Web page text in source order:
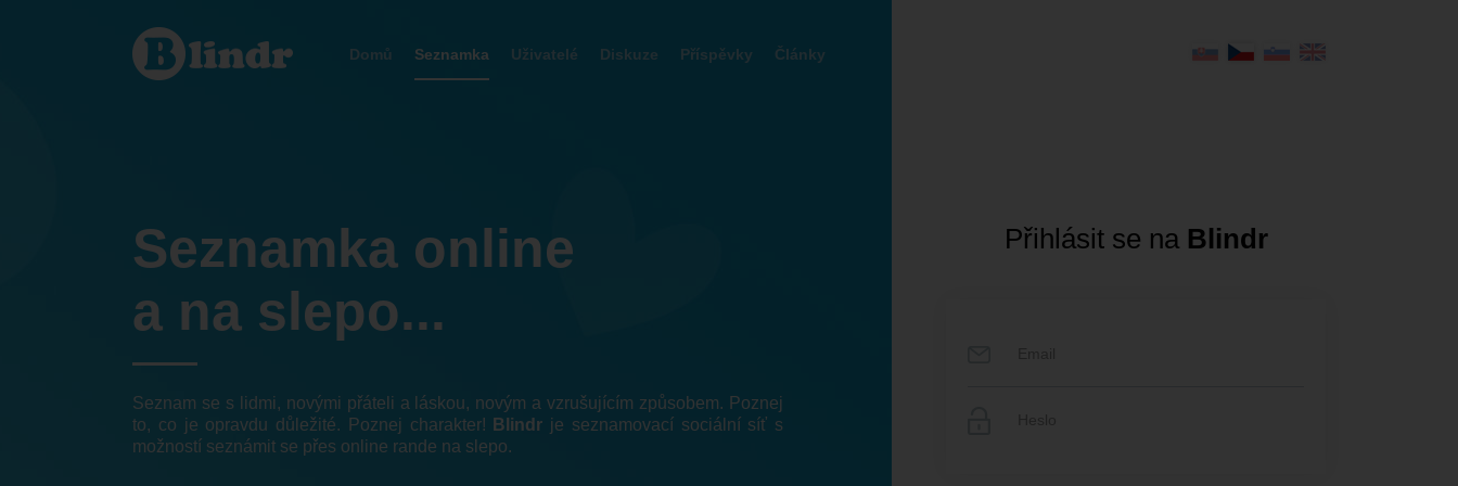
Domů Seznamka Uživatelé Diskuze Příspěvky Články
Seznamka online
a na slepo...
Seznam se s lidmi, novými přáteli a láskou, novým a vzrušujícím způsobem. Poznej
to, co je opravdu důležité. Poznej charakter! Blindr je seznamovací sociální síť s
možností seznámit se přes online rande na slepo.
Přihlásit se na Blindr